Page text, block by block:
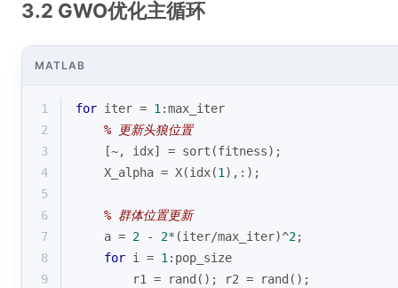
3.2 GWO优化主循环
MATLAB
1 for iter = 1 :max_iter
2
% 更新头狼位置
3
    [~, idx] =
sort (fitness);
4
    X_alpha = X(idx(
1 ),:);
5
6
% 群体位置更新
7
    a =
2 - 2*(iter/max_iter)^2;
8
for i = 1 :pop_size
9
        r1 =
rand (); r2 = rand ();